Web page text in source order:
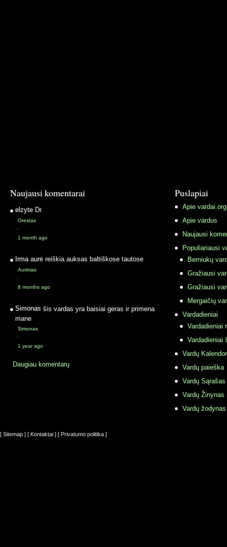
Naujausi komentarai
elzyte Dr.
Orestas
·
1 month ago
Irma aurė reiškia auksas baltiškose tautose
Aurimas
·
8 months ago
Simonas šis vardas yra baisiai geras ir primena
mane
Simonas
·
1 year ago
Daugiau komentarų
Puslapiai
Apie vardai.org
Apie vardus
Naujausi
Populiariausi
Berniukų
Gražiausi
Gražiausi
Mergaičių
Vardadieniai
Vardadieniai
Vardadieniai
Vardų
Vardų paieška
Vardų Sąrašas
Vardų Žinynas
Vardų
[ Sitemap ] [ Kontaktai ] [ Privatumo politika ]